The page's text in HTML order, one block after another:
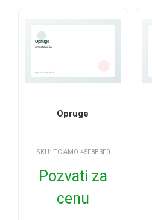
Opruge
SKU: TC-AMO-45F8B3F0
Pozvati za
cenu